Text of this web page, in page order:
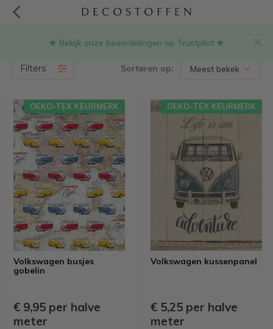
★ Bekijk onze beoordelingen op Trustpilot ★
Producten getagd met vw stof(9)
Filters Sorteren op:
Volkswagen busjes
gobelin
OEKO-TEX KEURMERK
€ 9,95 per halve
meter
Volkswagen kussenpanel
OEKO-TEX KEURMERK
€ 5,25 per halve
meter